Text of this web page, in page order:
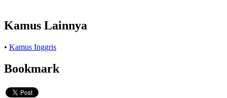
Kamus Lainnya
• Kamus Inggris
Bookmark